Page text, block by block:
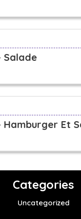
Salade
Hamburger Et
Categories
Uncategorized